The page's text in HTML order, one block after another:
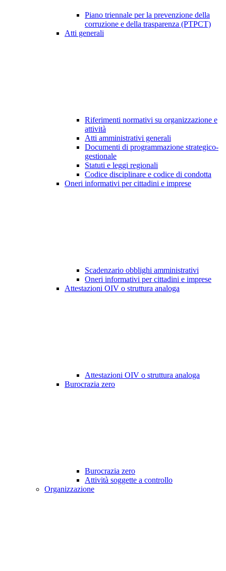
Piano triennale per la prevenzione della
corruzione e della trasparenza (PTPCT)
Atti generali
Riferimenti normativi su organizzazione e
attività
Atti amministrativi generali
Documenti di programmazione strategico-
gestionale
Statuti e leggi regionali
Codice disciplinare e codice di condotta
Oneri informativi per cittadini e imprese
Scadenzario obblighi amministrativi
Oneri informativi per cittadini e imprese
Attestazioni OIV o struttura analoga
Attestazioni OIV o struttura analoga
Burocrazia zero
Burocrazia zero
Attività soggette a controllo
Organizzazione